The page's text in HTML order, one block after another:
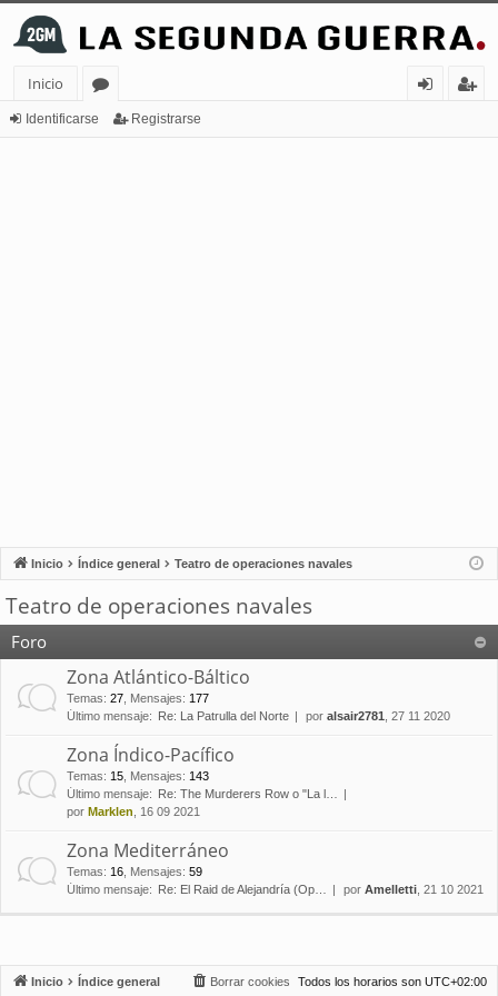
Inicio
or
Identificarse Registrarse
Inicio Índice general Teatro de operaciones navales
Teatro de operaciones navales
Foro
Zona Atlántico-Báltico
Temas: 27 Mensajes: 177
Último mensaje: Re: La Patrulla del Norte por alsair2781 , 27 11 2020
Zona Índico-Pacífico
Temas: 15 Mensajes: 143
Último mensaje: Re: The Murderers Row o "La l…
por Marklen , 16 09 2021
Zona Mediterráneo
Temas: 16 Mensajes: 59
Último mensaje: Re: El Raid de Alejandría (Op… por Amelletti , 21 10 2021
Inicio Índice general Todos los horarios son UTC+02:00
Borrar cookies